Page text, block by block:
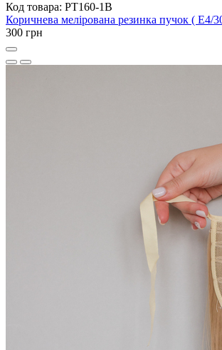
Код товара: PT160-1B
Коричнева мелірована резинка пучок ( E4/
300 грн